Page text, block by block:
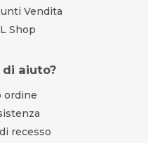
Vendita
Shop
di aiuto?
ordine
recesso